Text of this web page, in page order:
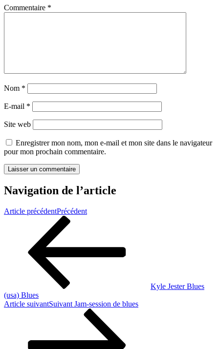
Commentaire *
Nom *
E-mail *
Site web
Enregistrer mon nom, mon e-mail et mon site dans le navigateur
pour mon prochain commentaire.
Navigation de l’article
Article précédentPrécédent
Kyle Jester Blues
(usa) Blues
Article suivantSuivant Jam-session de blues